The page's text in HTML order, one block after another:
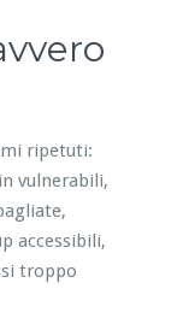
ripetuti:
vulnerabili,
accessibili,
troppo